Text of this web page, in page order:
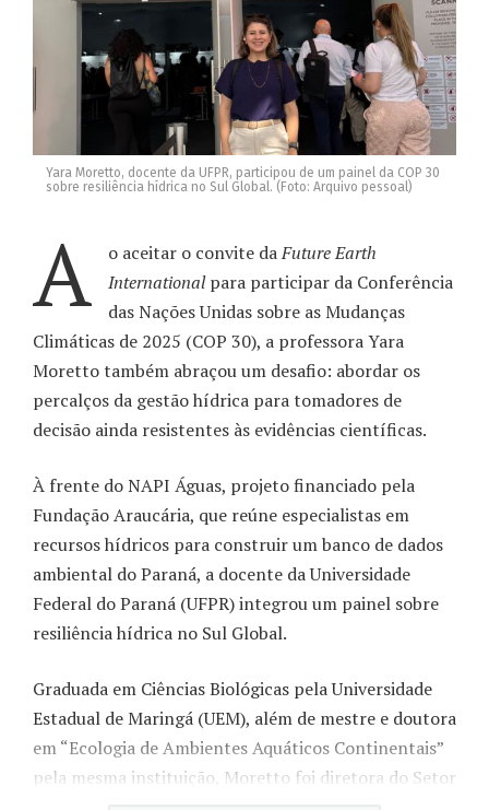
Yara Moretto, docente da UFPR, participou de um painel da COP 30
sobre resiliência hídrica no Sul Global. (Foto: Arquivo pessoal)
A o aceitar o convite daFuture Earth
Internationalpara participar da Conferência
das Nações Unidas sobre as Mudanças
Climáticas de 2025 (COP 30), a professora Yara
Moretto também abraçou um desafio: abordar os
percalços da gestão hídrica para tomadores de
decisão ainda resistentes às evidências científicas.
À frente do NAPI Águas, projeto financiado pela
Fundação Araucária, que reúne especialistas em
recursos hídricos para construir um banco de dados
ambiental do Paraná, a docente da Universidade
Federal do Paraná (UFPR) integrou um painel sobre
resiliência hídrica no Sul Global.
Graduada em Ciências Biológicas pela Universidade
Estadual de Maringá (UEM), além de mestre e doutora
em “Ecologia de Ambientes Aquáticos Continentais”
pela mesma instituição, Moretto foi diretora do Setor